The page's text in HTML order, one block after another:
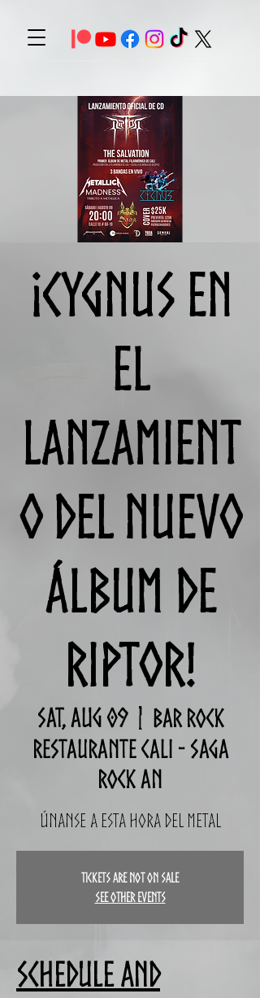
¡CYGNUS en
el
lanzamient
o del nuevo
álbum de
RIPTOR!
Sat, Aug 09
  |
Bar Rock
Restaurante Cali - Saga
Rock an
Únanse a esta hora del metal
Tickets are not on sale
See other events
Schedule and